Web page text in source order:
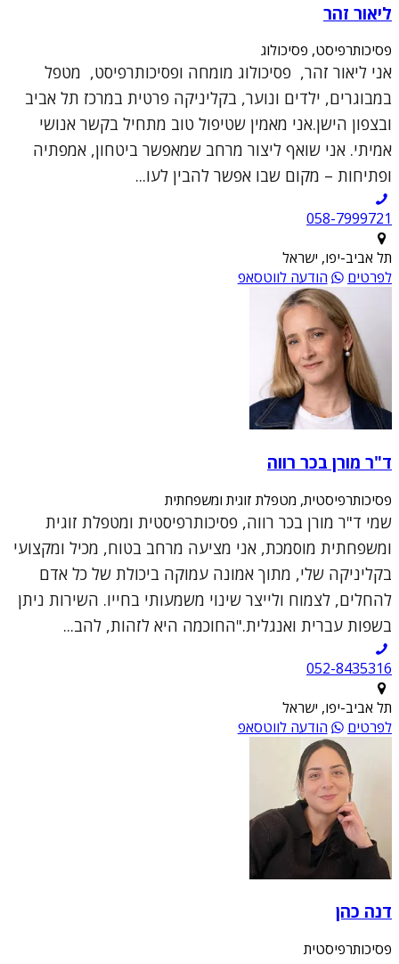
ליאור זהר
פסיכותרפיסט, פסיכולוג
אני ליאור זהר, פסיכולוג מומחה ופסיכותרפיסט, מטפל
במבוגרים, ילדים ונוער, בקליניקה פרטית במרכז תל אביב
ובצפון הישן.אני מאמין שטיפול טוב מתחיל בקשר אנושי
אמיתי. אני שואף ליצור מרחב שמאפשר ביטחון, אמפתיה
ופתיחות – מקום שבו אפשר להבין לעו...
תל אביב-יפו, ישראל
לפרטים
הודעה לווטסאפ
ד"ר מורן בכר רווה
פסיכותרפיסטית, מטפלת זוגית ומשפחתית
שמי ד"ר מורן בכר רווה, פסיכותרפיסטית ומטפלת זוגית
ומשפחתית מוסמכת, אני מציעה מרחב בטוח, מכיל ומקצועי
בקליניקה שלי, מתוך אמונה עמוקה ביכולת של כל אדם
להחלים, לצמוח ולייצר שינוי משמעותי בחייו. השירות ניתן
בשפות עברית ואנגלית."החוכמה היא לזהות, להב...
052-8435316
תל אביב-יפו, ישראל
לפרטים
הודעה לווטסאפ
דנה כהן
פסיכותרפיסטית